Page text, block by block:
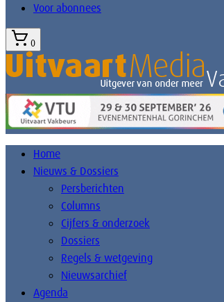
Voor abonnees
0
Home
Nieuws & Dossiers
Persberichten
Columns
Cijfers & onderzoek
Dossiers
Regels & wetgeving
Nieuwsarchief
Agenda